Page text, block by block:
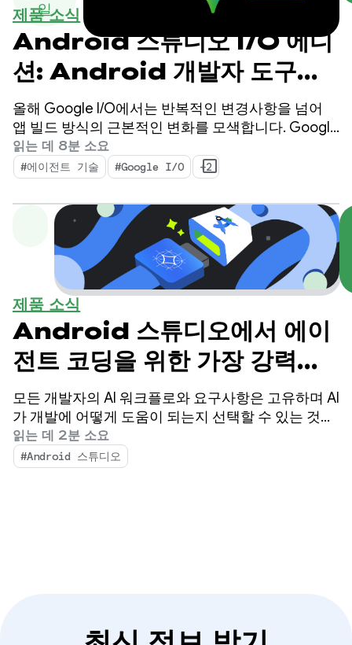
일
제품 소식
Android 스튜디오 I/O 에디
션: Android 개발자 도구의
새로운 기능
올해 Google I/O에서는 반복적인 변경사항을 넘어
앱 빌드 방식의 근본적인 변화를 모색합니다. Google
의 최신 도구는 Android 개발자로서의 생산성을 높이
고 코드베이스에 배포하는 AI 에이전트를 강화하는
기능을 갖춘 에이전트 시대를 위해 빌드되었습니다.
읽는 데 8분 소요
#에이전트 기술 #Google I/O +2
제품 소식
Android 스튜디오에서 에이
전트 코딩을 위한 가장 강력한
로컬 모델인 Gemma 4 지원
모든 개발자의 AI 워크플로와 요구사항은 고유하며 AI
가 개발에 어떻게 도움이 되는지 선택할 수 있는 것이
중요합니다. 1월에는 Android 스튜디오에서 AI 기능
을 구동할 로컬 또는 원격 AI 모델을 선택하는 기능을
도입했습니다.
읽는 데 2분 소요
#Android 스튜디오